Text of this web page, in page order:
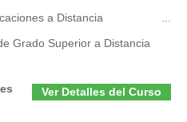
a Distancia
Grado Superior a Distancia
Ver Detalles del Curso